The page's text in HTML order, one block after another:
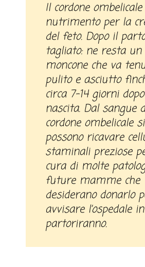
Il cordone ombelicale porta
nutrimento per la
del feto. Dopo il
tagliato: ne resta un
moncone che va
pulito e asciutto
circa 7-14 giorni
nascita. Dal sangue
cordone ombelicale si
possono ricavare
staminali preziose
cura di molte
future mamme che
desiderano donarlo
avvisare l’ospedale
partoriranno.